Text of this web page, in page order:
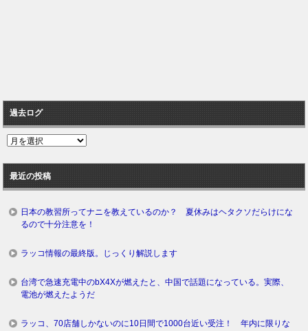
過去ログ
過
ロ
グ
最近の投稿
日本の教習所ってナニを教えているのか？ 夏休みはヘタクソだらけにな
るので十分注意を！
ラッコ情報の最終版。じっくり解説します
台湾で急速充電中のbX4Xが燃えたと、中国で話題になっている。実際、
電池が燃えたようだ
ラッコ、70店舗しかないのに10日間で1000台近い受注！ 年内に限りな